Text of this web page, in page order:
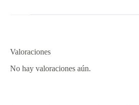
Valoraciones
No hay valoraciones aún.